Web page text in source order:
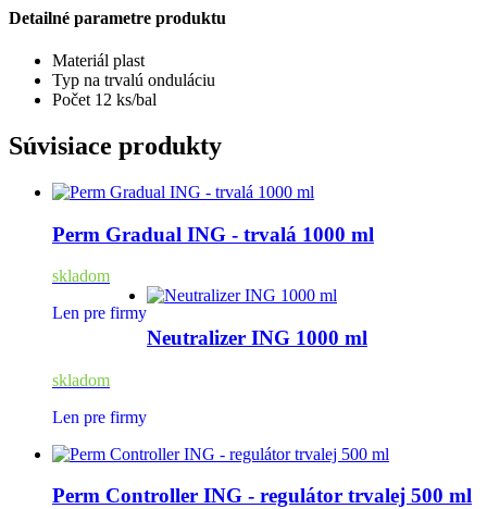
Detailné parametre produktu
Materiál plast
Typ na trvalú onduláciu
Počet 12 ks/bal
Súvisiace produkty
Perm Gradual ING - trvalá 1000 ml
skladom
Len pre firmy
Neutralizer ING 1000 ml
skladom
Len pre firmy
Perm Controller ING - regulátor trvalej 500 ml